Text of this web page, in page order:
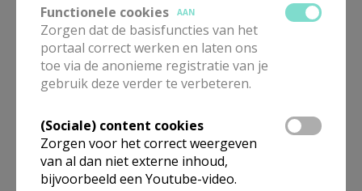
weekdagvieringen in de kapel van Gaverland): 11.00
euro
- misintentie bij een gezongen mis (bv. de weekend-
eucharistievieringen in onze kerken): 15.00 euro
Hoe kan ik een misintentie aanvragen?
Dit gebeurt digitaal via ditinvulformulier
aangevraagde intentie is maar geldig van zodra de
Functionele cookies
AAN
Zorgen dat de basisfuncties van het
portaal correct werken en laten ons
toe via de anonieme registratie van je
gebruik deze verder te verbeteren.
(Sociale) content cookies
Zorgen voor het correct weergeven
van al dan niet externe inhoud,
bijvoorbeeld een Youtube-video.